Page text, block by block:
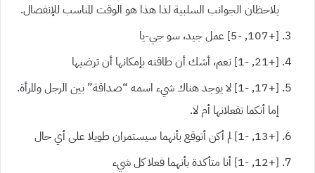
يلاحظان الجوانب السلبية لذا هذا هو الوقت المناسب للإنفصال.
[+107, -5] عمل جيد، سو جي-يا
[+21, -1] نعم، أشك أن طاقته بإمكانها أن ترضيها
[+17, -1] لا يوجد هناك شيء اسمه “صداقة” بين الرجل والمرأة.
إما أنكما تفعلانها أم لا.
[+13, -1] لم أكن أتوقع بأنهما سيستمران طويلا على أي حال
[+12, -1] أنا متأكدة بأنهما فعلا كل شيء